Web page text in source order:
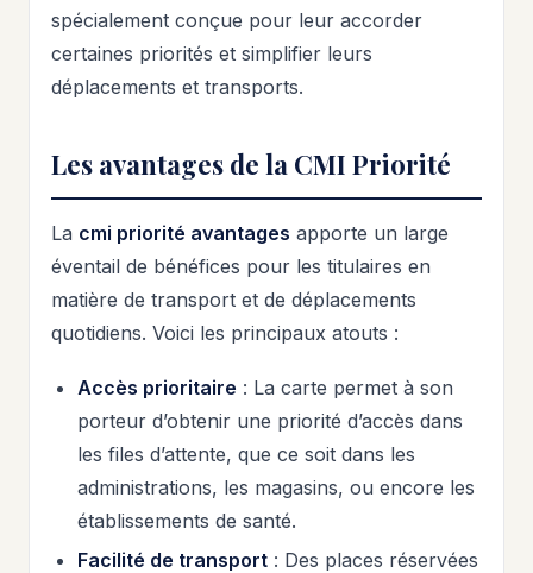
spécialement conçue pour leur accorder
certaines priorités et simplifier leurs
déplacements et transports.
Les avantages de la CMI Priorité
La cmi priorité avantages apporte un large
éventail de bénéfices pour les titulaires en
matière de transport et de déplacements
quotidiens. Voici les principaux atouts :
Accès prioritaire : La carte permet à son
porteur d’obtenir une priorité d’accès dans
les files d’attente, que ce soit dans les
administrations, les magasins, ou encore les
établissements de santé.
Facilité de transport : Des places réservées